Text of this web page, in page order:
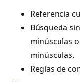
Referencia
Búsqueda
minúsculas
minúsculas.
Reglas de